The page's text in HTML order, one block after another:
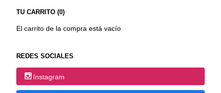
TU CARRITO (0)
El carrito de la compra está vacío
REDES SOCIALES
Instagram